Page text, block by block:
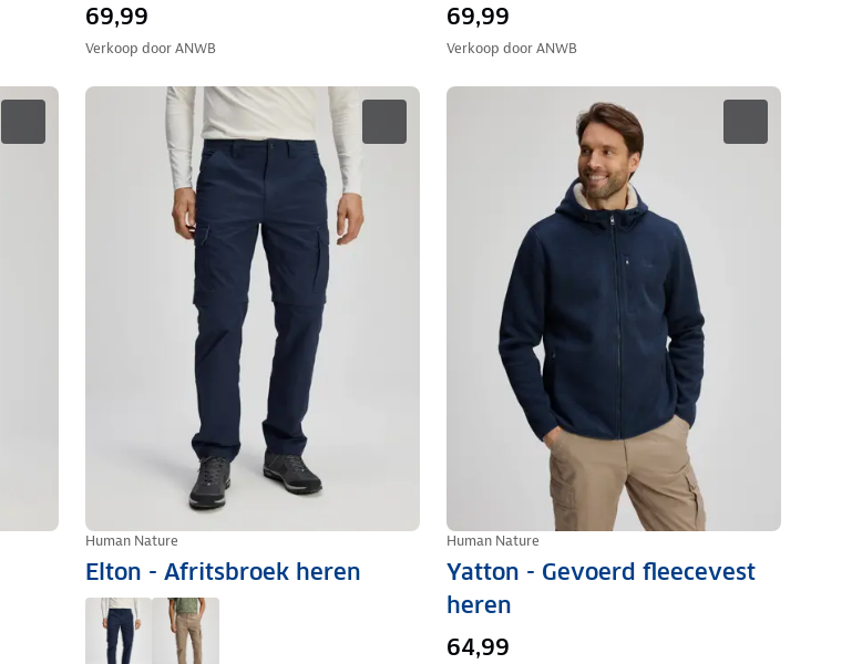
69,99
Verkoop doorANWB
69,99
Verkoop doorANWB
Human Nature
Elton - Afritsbroek heren
Human Nature
Yatton - Gevoerd fleecevest
heren
64,99